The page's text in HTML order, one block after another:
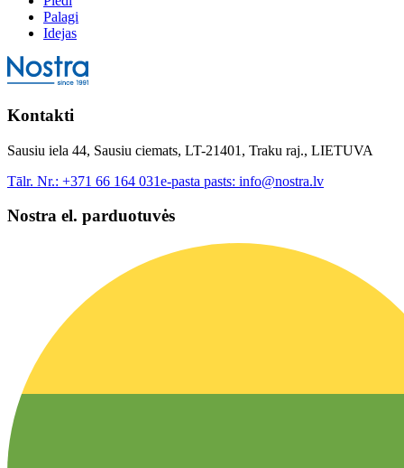
Palagi
Idejas
Kontakti
Sausiu iela 44, Sausiu ciemats, LT-21401, Traku raj., LIETUVA
Tālr. Nr.: +371 66 164 031e-pasta pasts: info@nostra.lv
Nostra el. parduotuvės